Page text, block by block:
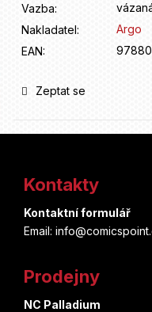
Vazba:
Nakladatel:
Argo
EAN:
Zeptat se
Kontakty
Kontaktní formulář
Email:
Prodejny
NC Palladium